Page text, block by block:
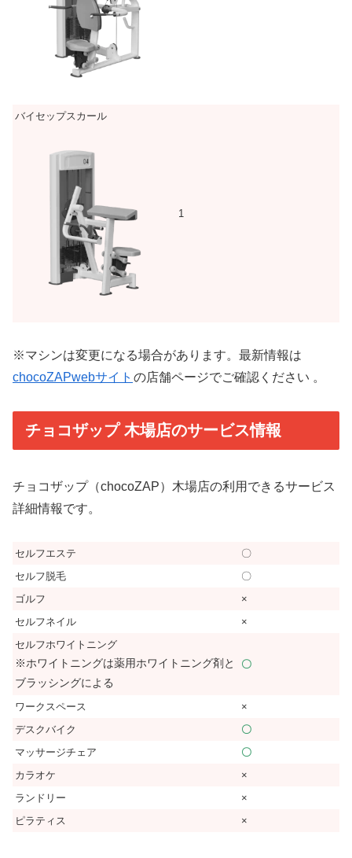
バイセップスカール
1
※マシンは変更になる場合があります。最新情報は
chocoZAPwebサイト の店舗ページでご確認ください 。
チョコザップ 木場店のサービス情報
チョコザップ（chocoZAP）木場店の利用できるサービス
詳細情報です。
セルフエステ
〇
セルフ脱毛
〇
ゴルフ
×
セルフネイル
×
セルフホワイトニング
※ホワイトニングは薬用ホワイトニング剤と
ブラッシングによる
〇
ワークスペース
×
デスクバイク
〇
マッサージチェア
〇
カラオケ
×
ランドリー
×
ピラティス
×